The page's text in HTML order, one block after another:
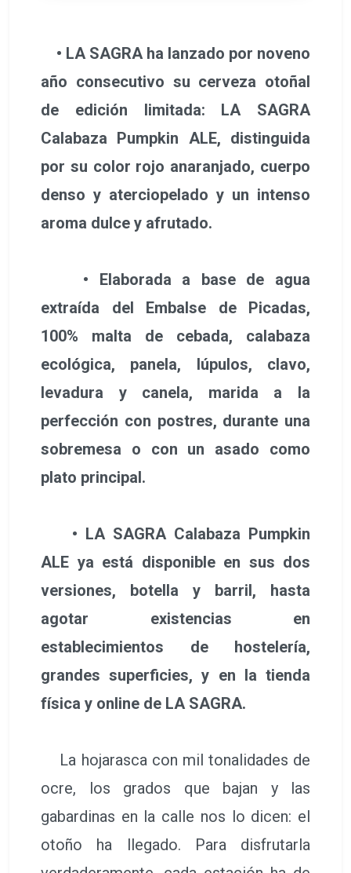
• LA SAGRA ha lanzado por noveno
año consecutivo su cerveza otoñal
de edición limitada: LA SAGRA
Calabaza Pumpkin ALE, distinguida
por su color rojo anaranjado, cuerpo
denso y aterciopelado y un intenso
aroma dulce y afrutado.
• Elaborada a base de agua
extraída del Embalse de Picadas,
100% malta de cebada, calabaza
ecológica, panela, lúpulos, clavo,
levadura y canela, marida a la
perfección con postres, durante una
sobremesa o con un asado como
plato principal.
• LA SAGRA Calabaza Pumpkin
ALE ya está disponible en sus dos
versiones, botella y barril, hasta
agotar existencias en
establecimientos de hostelería,
grandes superficies, y en la tienda
física y online de LA SAGRA.
La hojarasca con mil tonalidades de
ocre, los grados que bajan y las
gabardinas en la calle nos lo dicen: el
otoño ha llegado. Para disfrutarla